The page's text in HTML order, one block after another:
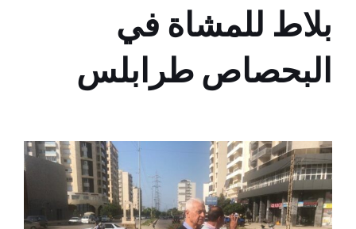
بلاط للمشاة في
البحصاص طرابلس